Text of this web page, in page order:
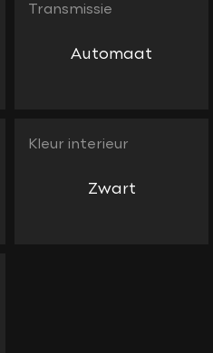
Transmissie
Automaat
Kleur interieur
Zwart